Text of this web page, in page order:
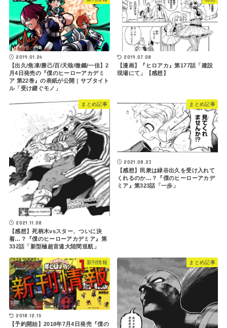
2019.01.24
【出久/焦凍/勝己/百/天哉/徹鐵/一佳】2
月4日発売の『僕のヒーローアカデミ
ア 第22巻』の表紙が公開｜サブタイト
ル「受け継ぐモノ」
2019.07.08
【漫画】『ヒロアカ』第177話「建設
現場にて」【感想】
まとめ記事
2021.11.08
【感想】死柄木vsスター、ついに決
着…？『僕のヒーローアカデミア』第
332話「新型極超音速大陸間巡航」
まとめ記事
2021.08.23
【感想】民衆は緑谷出久を受け入れて
くれるのか…？『僕のヒーローアカデ
ミア』第323話「一歩」
新刊情報
2018.12.15
【予約開始】2018年7月4日発売『僕の
まとめ記事